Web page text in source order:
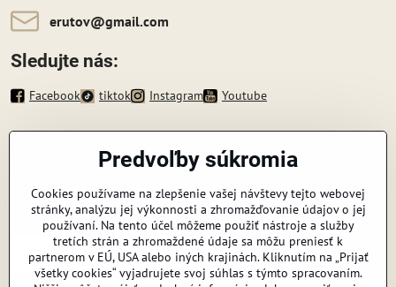
erutov​@gmail​.com
Sledujte nás:
Facebook tiktok Instagram Youtube
Zavoláme vám späť
Váš telefón*
Predvoľby súkromia
Cookies používame na zlepšenie vašej návštevy tejto webovej
stránky, analýzu jej výkonnosti a zhromažďovanie údajov o jej
používaní. Na tento účel môžeme použiť nástroje a služby
tretích strán a zhromaždené údaje sa môžu preniesť k
partnerom v EÚ, USA alebo iných krajinách. Kliknutím na „Prijať
všetky cookies“ vyjadrujete svoj súhlas s týmto spracovaním.